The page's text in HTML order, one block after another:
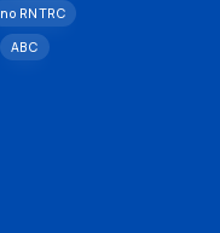
no RNTRC
ABC